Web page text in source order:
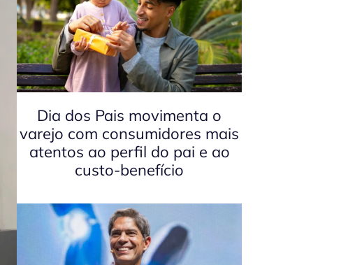
Dia dos Pais movimenta o
varejo com consumidores mais
atentos ao perfil do pai e ao
custo-benefício